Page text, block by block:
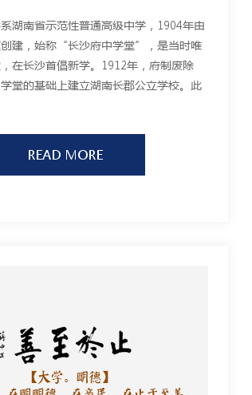
湖南省示范性普通高级中学，1904年由
建，始称“长沙府中学堂”，是当时唯
在长沙首倡新学。1912年，府制废除
堂的基础上建立湖南长郡公立学校。此
READ MORE